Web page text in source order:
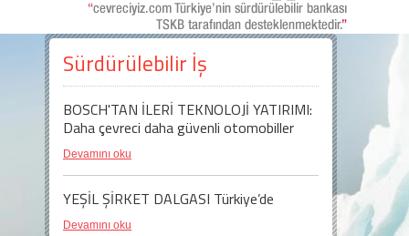
Sürdürülebilir İş
BOSCH'TAN İLERİ TEKNOLOJİ YATIRIMI:
Daha çevreci daha güvenli otomobiller
Devamını oku
YEŞİL ŞİRKET DALGASI Türkiye’de
Devamını oku